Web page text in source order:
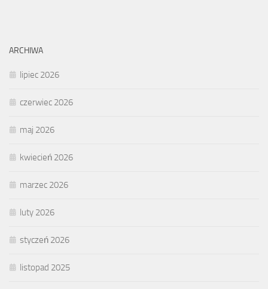
ARCHIWA
lipiec 2026
czerwiec 2026
maj 2026
kwiecień 2026
marzec 2026
luty 2026
styczeń 2026
listopad 2025